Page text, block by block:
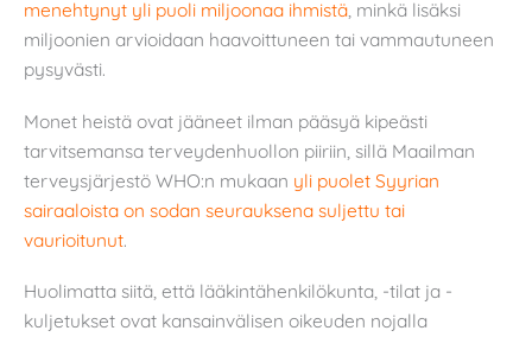
menehtynyt yli puoli miljoonaa ihmistä, minkä lisäksi
miljoonien arvioidaan haavoittuneen tai vammautuneen
pysyvästi.
Monet heistä ovat jääneet ilman pääsyä kipeästi
tarvitsemansa terveydenhuollon piiriin, sillä Maailman
terveysjärjestö WHO:n mukaan yli puolet Syyrian
sairaaloista on sodan seurauksena suljettu tai
vaurioitunut.
Huolimatta siitä, että lääkintähenkilökunta, -tilat ja -
kuljetukset ovat kansainvälisen oikeuden nojalla